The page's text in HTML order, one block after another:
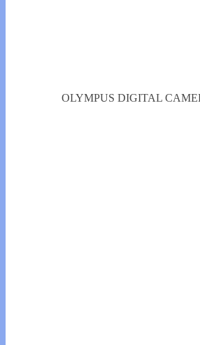
OLYMPUS DIGITAL